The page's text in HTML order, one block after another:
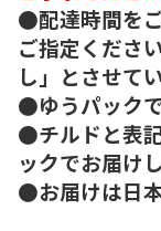
●配達時間を
ご指定くださ
し」とさせて
●ゆうパックで
●チルドと表
ックでお届けし
●お届けは日